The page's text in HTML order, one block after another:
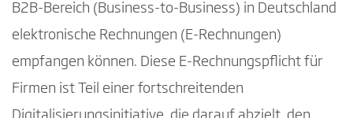
B2B-Bereich (Business-to-Business) in Deutschland
elektronische Rechnungen (E-Rechnungen)
empfangen können. Diese E-Rechnungspflicht für
Firmen ist Teil einer fortschreitenden